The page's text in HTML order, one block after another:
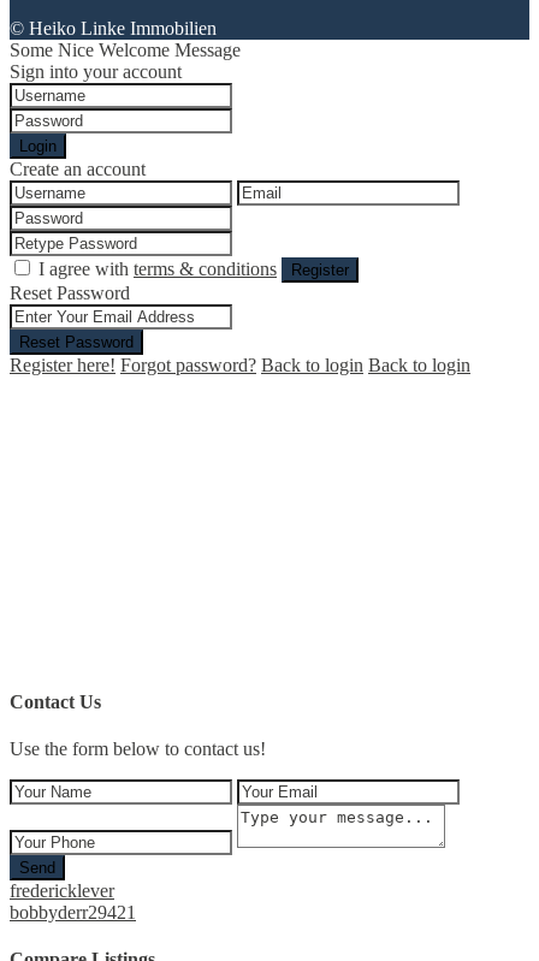
© Heiko Linke Immobilien
Some Nice Welcome Message
Sign into your account
Login
Create an account
I agree with terms & conditions Register
Reset Password
Reset Password
Register here! Forgot password? Back to login Back to login
Contact Us
Use the form below to contact us!
Send
fredericklever
bobbyderr29421